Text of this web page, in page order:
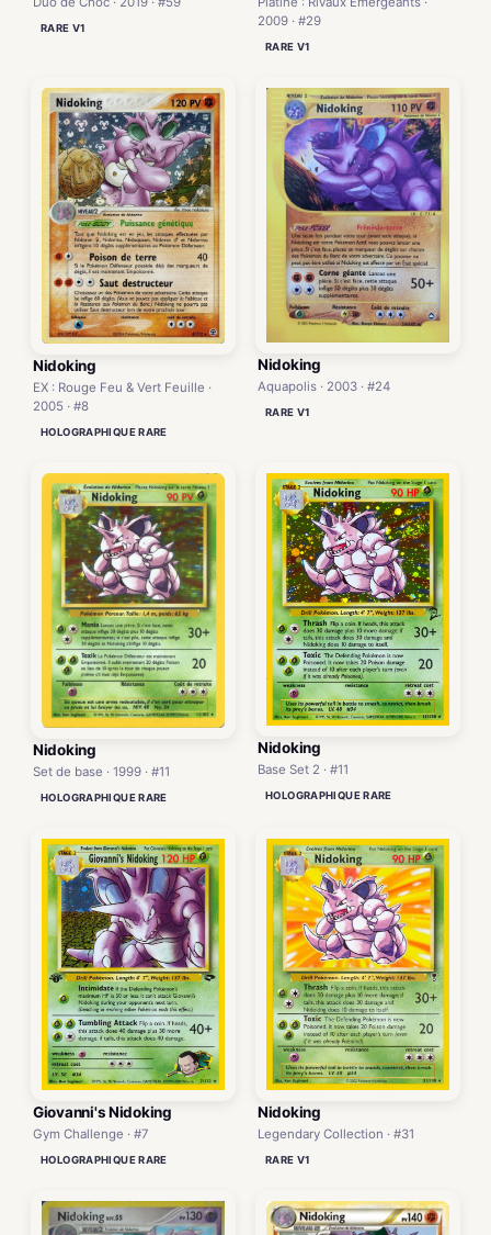
RARE V1
2009 · #29
RARE V1
Nidoking
EX : Rouge Feu & Vert Feuille ·
2005 · #8
HOLOGRAPHIQUE RARE
Nidoking
Aquapolis · 2003 · #24
RARE V1
Nidoking
Set de base · 1999 · #11
HOLOGRAPHIQUE RARE
Nidoking
Base Set 2 · #11
HOLOGRAPHIQUE RARE
Giovanni's Nidoking
Gym Challenge · #7
HOLOGRAPHIQUE RARE
Nidoking
Legendary Collection · #31
RARE V1